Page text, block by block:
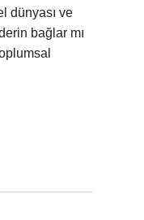
dünyası ve
bağlar mı